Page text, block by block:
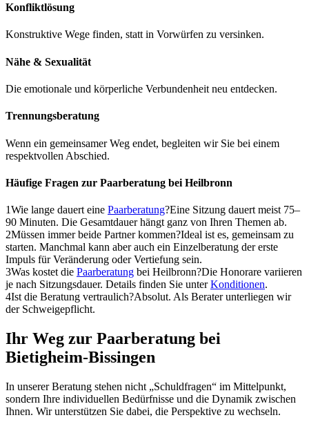
Konfliktlösung
Konstruktive Wege finden, statt in Vorwürfen zu versinken.
Nähe & Sexualität
Die emotionale und körperliche Verbundenheit neu entdecken.
Trennungsberatung
Wenn ein gemeinsamer Weg endet, begleiten wir Sie bei einem
respektvollen Abschied.
Häufige Fragen zur Paarberatung bei Heilbronn
1Wie lange dauert eine Paarberatung?Eine Sitzung dauert meist 75–
90 Minuten. Die Gesamtdauer hängt ganz von Ihren Themen ab.
2Müssen immer beide Partner kommen?Ideal ist es, gemeinsam zu
starten. Manchmal kann aber auch ein Einzelberatung der erste
Impuls für Veränderung oder Vertiefung sein.
3Was kostet die Paarberatung bei Heilbronn?Die Honorare variieren
je nach Sitzungsdauer. Details finden Sie unterKonditionen.
4Ist die Beratung vertraulich?Absolut. Als Berater unterliegen wir
der Schweigepflicht.
Ihr Weg zur Paarberatung bei
Bietigheim-Bissingen
In unserer Beratung stehen nicht „Schuldfragen“ im Mittelpunkt,
sondern Ihre individuellen Bedürfnisse und die Dynamik zwischen
Ihnen. Wir unterstützen Sie dabei, die Perspektive zu wechseln.